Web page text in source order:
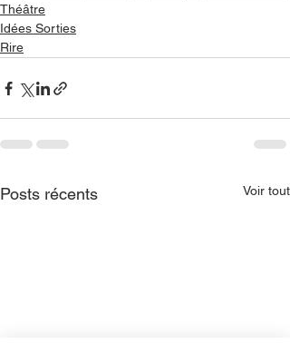
Théâtre
Idées Sorties
Rire
Posts récents Voir tout